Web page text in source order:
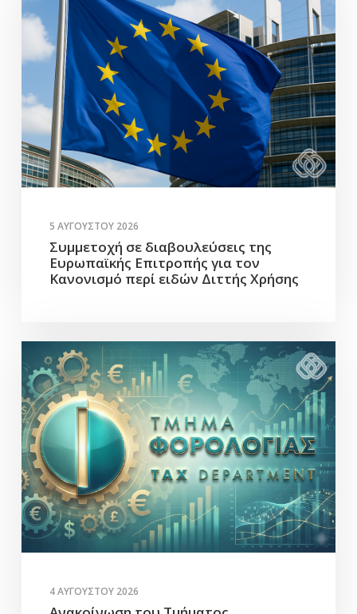
5 ΑΥΓΟΎΣΤΟΥ 2026
Συμμετοχή σε διαβουλεύσεις της
Ευρωπαϊκής Επιτροπής για τον
Κανονισμό περί ειδών Διττής Χρήσης
4 ΑΥΓΟΎΣΤΟΥ 2026